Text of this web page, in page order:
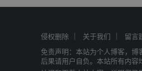
侵权删除 关于我们
留言
免责声明：本站为个人博客，
后果请用户自负。本站所有内容